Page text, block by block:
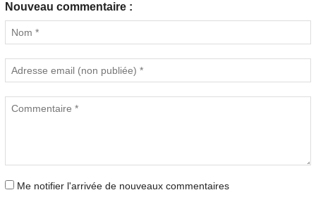
Nouveau commentaire :
Me notifier l'arrivée de nouveaux commentaires